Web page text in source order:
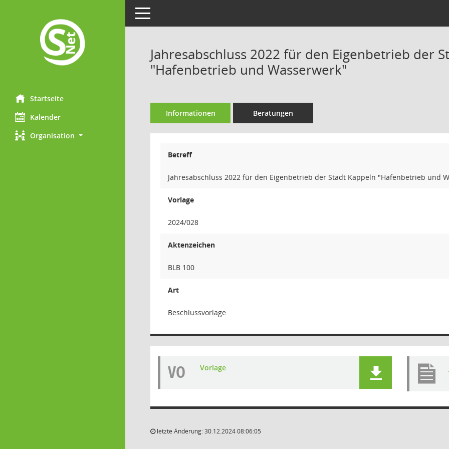
Startseite
Kalender
Organisation
Toggle navigation
Jahresabschluss 2022 für den Eigenbetrieb der
"Hafenbetrieb und Wasserwerk"
Informationen Beratungen
Betreff
Jahresabschluss 2022 für den Eigenbetrieb der Stadt Kappeln "Hafenbetrieb und
Vorlage
2024/028
Aktenzeichen
BLB 100
Art
Beschlussvorlage
VO Vorlage
letzte Änderung: 30.12.2024 08:06:05